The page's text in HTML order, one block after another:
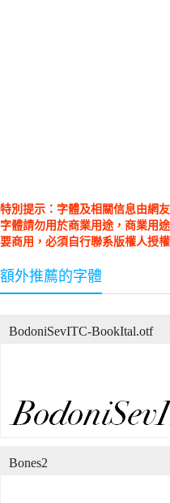
特別提示：字體及相關信息由網
字體請勿用於商業用途，商業用
要商用，必須自行聯系版權人授
額外推薦的字體
BodoniSevITC-BookItal.otf
Bones2